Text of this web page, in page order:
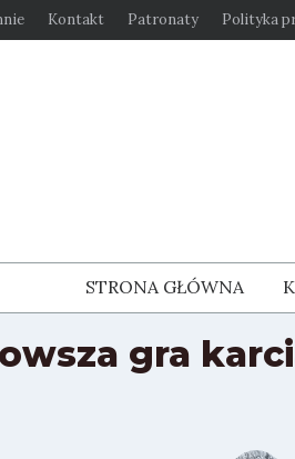
Kontakt Patronaty Polityka
STRONA GŁÓWNA
gra